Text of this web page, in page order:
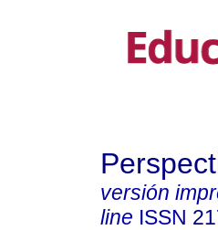
versión
line ISSN